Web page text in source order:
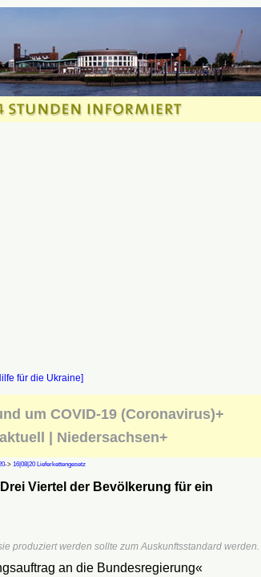
für die Ukraine]
um COVID-19 (Coronavirus)+
| Niedersachsen+
-> 16|08|20 Lieferkettengesetz
Viertel der Bevölkerung für ein
produziert werden sollte zum Auskunftsstandard werden.
an die Bundesregierung«